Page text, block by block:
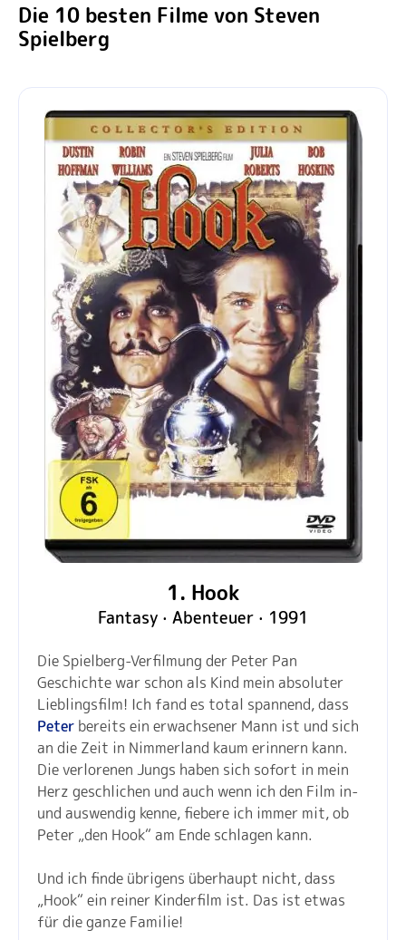
Die 10 besten Filme von Steven
Spielberg
1. Hook
Fantasy · Abenteuer · 1991
Die Spielberg-Verfilmung der Peter Pan
Geschichte war schon als Kind mein absoluter
Lieblingsfilm! Ich fand es total spannend, dass
Peter bereits ein erwachsener Mann ist und sich
an die Zeit in Nimmerland kaum erinnern kann.
Die verlorenen Jungs haben sich sofort in mein
Herz geschlichen und auch wenn ich den Film in-
und auswendig kenne, fiebere ich immer mit, ob
Peter „den Hook“ am Ende schlagen kann.
Und ich finde übrigens überhaupt nicht, dass
„Hook“ ein reiner Kinderfilm ist. Das ist etwas
für die ganze Familie!